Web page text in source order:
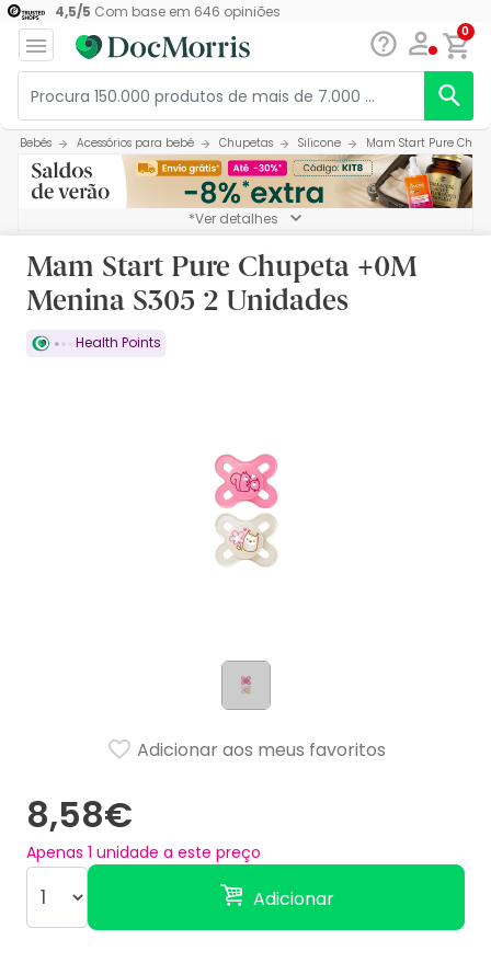
4,5/5 Com base em 646 opiniões
0
Bebés Acessórios para bebé Chupetas Silicone Mam Start Pure
*Ver detalhes
Mam Start Pure Chupeta +0M
Menina S305 2 Unidades
Health Points
8,58€
Apenas 1 unidade a este preço
Adicionar
Adicionar aos meus favoritos